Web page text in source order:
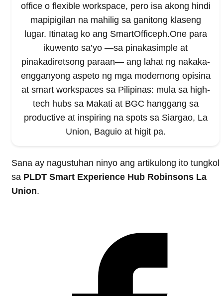
office o flexible workspace, pero isa akong hindi
mapipigilan na mahilig sa ganitong klaseng
lugar. Itinatag ko ang SmartOfficeph.One para
ikuwento sa’yo —sa pinakasimple at
pinakadiretsong paraan— ang lahat ng nakaka-
engganyong aspeto ng mga modernong opisina
at smart workspaces sa Pilipinas: mula sa high-
tech hubs sa Makati at BGC hanggang sa
productive at inspiring na spots sa Siargao, La
Union, Baguio at higit pa.
Sana ay nagustuhan ninyo ang artikulong ito tungkol
sa PLDT Smart Experience Hub Robinsons La
Union.